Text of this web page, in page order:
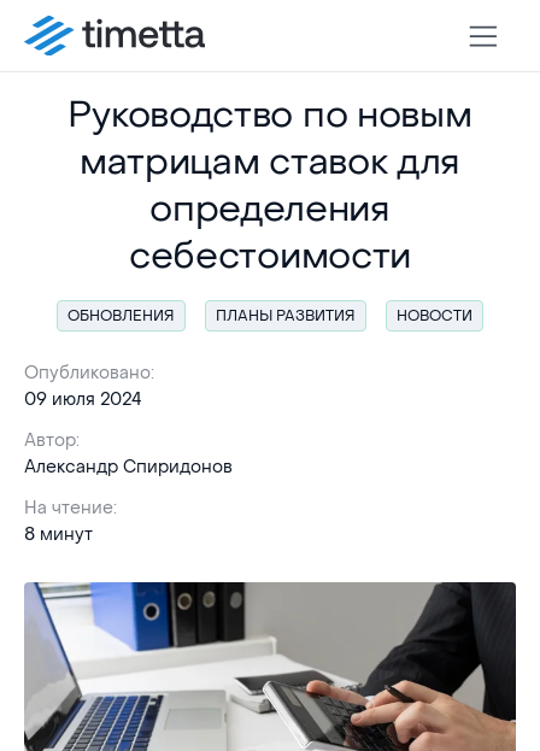
Руководство по новым
матрицам ставок для
определения
себестоимости
ОБНОВЛЕНИЯ ПЛАНЫ РАЗВИТИЯ НОВОСТИ
Опубликовано:
09 июля 2024
Автор:
Александр Спиридонов
На чтение:
8 минут